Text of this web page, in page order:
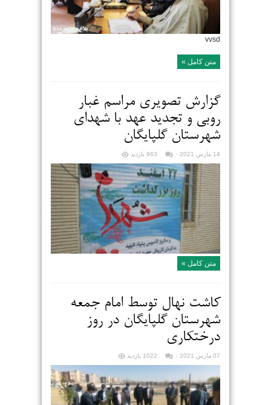
vvsd
متن کامل »
گزارش تصویری مراسم غبار
روبی و تجدید عهد با شهدای
شهرستان گلپایگان
14 مارس 2021 ۰ 963 بازدید
متن کامل »
کاشت نهال توسط امام جمعه
شهرستان گلپایگان در روز
درختکاری
07 مارس 2021 ۰ 1022 بازدید